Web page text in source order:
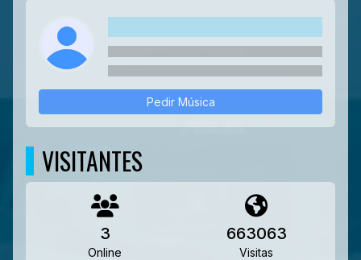
Pedir Música
VISITANTES
3
Online
663063
Visitas